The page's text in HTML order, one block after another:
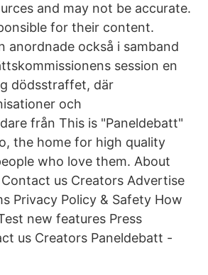
and may not be accurate.
for their content.
anordnade också i samband
session en
dödsstraffet, där
och
från This is "Paneldebatt"
the home for high quality
who love them. About
us Creators Advertise
Privacy Policy & Safety How
new features Press
us Creators Paneldebatt -